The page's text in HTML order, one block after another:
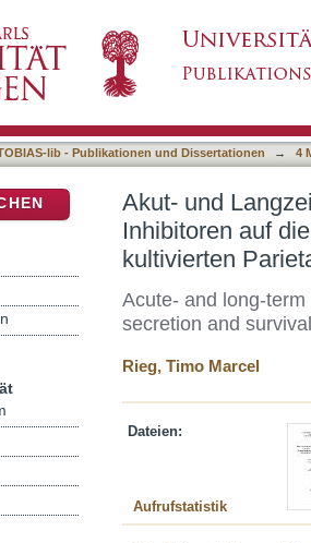
und das
lib - Publikationen und Dissertationen → 4
Akut- und
Inhibitoren auf
kultivierten
Acute- and long-
secretion and
Rieg, Timo Marcel
Dateien:
Aufrufstatistik